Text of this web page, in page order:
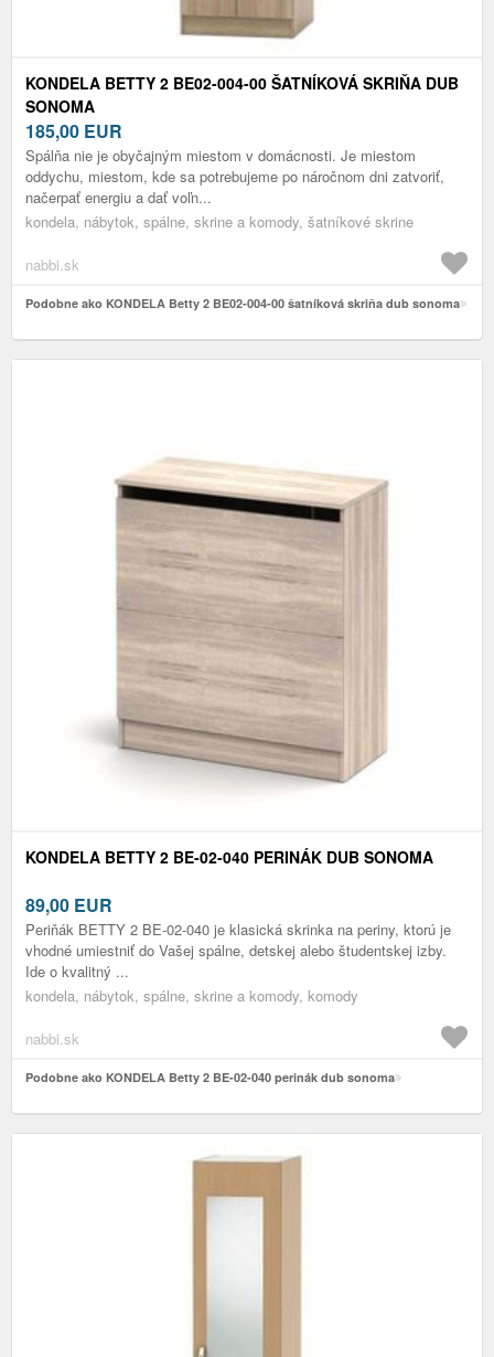
KONDELA BETTY 2 BE02-004-00 ŠATNÍKOVÁ SKRIŇA DUB
SONOMA
185,00 EUR
Spálňa nie je obyčajným miestom v domácnosti. Je miestom
oddychu, miestom, kde sa potrebujeme po náročnom dni zatvoriť,
načerpať energiu a dať voľn...
kondela, nábytok, spálne, skrine a komody, šatníkové skrine
nabbi.sk
Podobne ako KONDELA Betty 2 BE02-004-00 šatníková skriňa dub sonoma
KONDELA BETTY 2 BE-02-040 PERINÁK DUB SONOMA
89,00 EUR
Periňák BETTY 2 BE-02-040 je klasická skrinka na periny, ktorú je
vhodné umiestniť do Vašej spálne, detskej alebo študentskej izby.
Ide o kvalitný ...
kondela, nábytok, spálne, skrine a komody, komody
nabbi.sk
Podobne ako KONDELA Betty 2 BE-02-040 perinák dub sonoma